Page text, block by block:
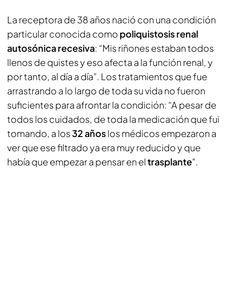
La receptora de 38 años nació con una condición
particular conocida como poliquistosis renal
autosónica recesiva: “Mis riñones estaban todos
llenos de quistes y eso afecta a la función renal, y
por tanto, al día a día”. Los tratamientos que fue
arrastrando a lo largo de toda su vida no fueron
suficientes para afrontar la condición: “A pesar de
todos los cuidados, de toda la medicación que fui
tomando, a los32 añoslos médicos empezaron a
ver que ese filtrado ya era muy reducido y que
había que empezar a pensar en eltrasplante".